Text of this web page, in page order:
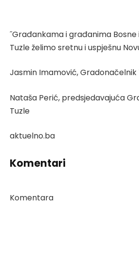
˝Građankama i građanima
Tuzle želimo sretnu i uspješnu
Jasmin Imamović, Gradonačelnik
Nataša Perić, predsjedavajuća
Tuzle
aktuelno.ba
Komentari
Komentara